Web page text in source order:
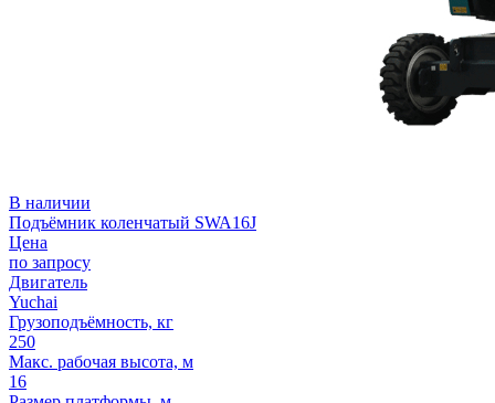
В наличии
Подъёмник коленчатый SWA16J
Цена
по запросу
Двигатель
Yuchai
Грузоподъёмность, кг
250
Макс. рабочая высота, м
16